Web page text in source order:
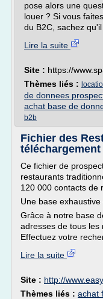
pose alors une
louer ? Si vous
du B2C, sachez qu'il
Lire la suite
Site : https://
Thèmes liés :
de donnees
achat base de
b2b
Fichier des
Ce fichier de
restaurants
120 000 contacts de
Une base
Grâce à notre base
adresses de tous les
Effectuez votre
Lire la suite
Site : http://
Thèmes liés : achat